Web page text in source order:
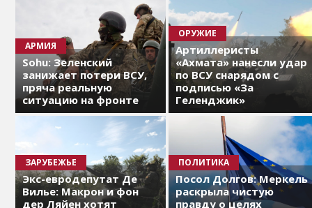
АРМИЯ
Sohu: Зеленский
занижает потери ВСУ,
пряча реальную
ситуацию на фронте
ОРУЖИЕ
Артиллеристы
«Ахмата» нанесли удар
по ВСУ снарядом с
подписью «За
Геленджик»
ЗАРУБЕЖЬЕ
Экс-евродепутат Де
Вилье: Макрон и фон
дер Ляйен хотят
ПОЛИТИКА
Посол Долгов: Меркель
раскрыла чистую
правду о целях